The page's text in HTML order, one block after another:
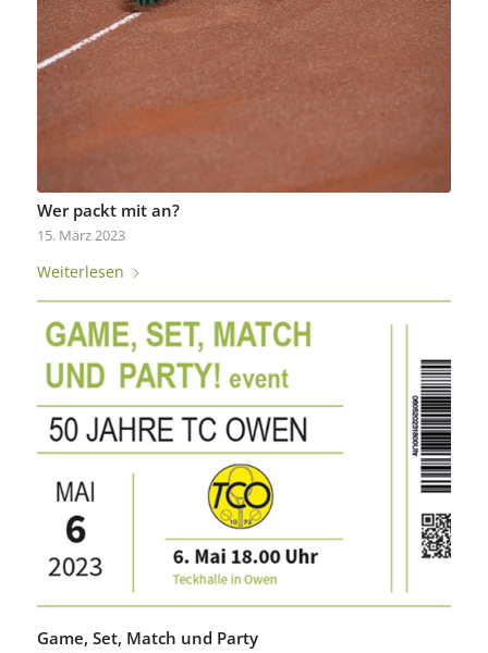
Wer packt mit an?
15. März 2023
Weiterlesen
Game, Set, Match und Party